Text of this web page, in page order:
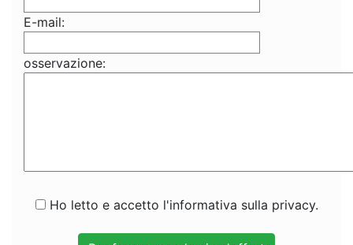
E-mail:
osservazione:
Ho letto e accetto l'informativa sulla privacy.